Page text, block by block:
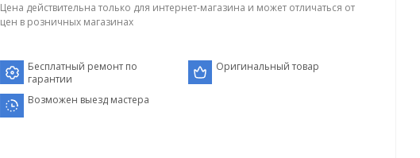
Цена действительна только для интернет-магазина и может отличаться от
цен в розничных магазинах
Бесплатный ремонт по
гарантии
Оригинальный товар
Возможен выезд мастера